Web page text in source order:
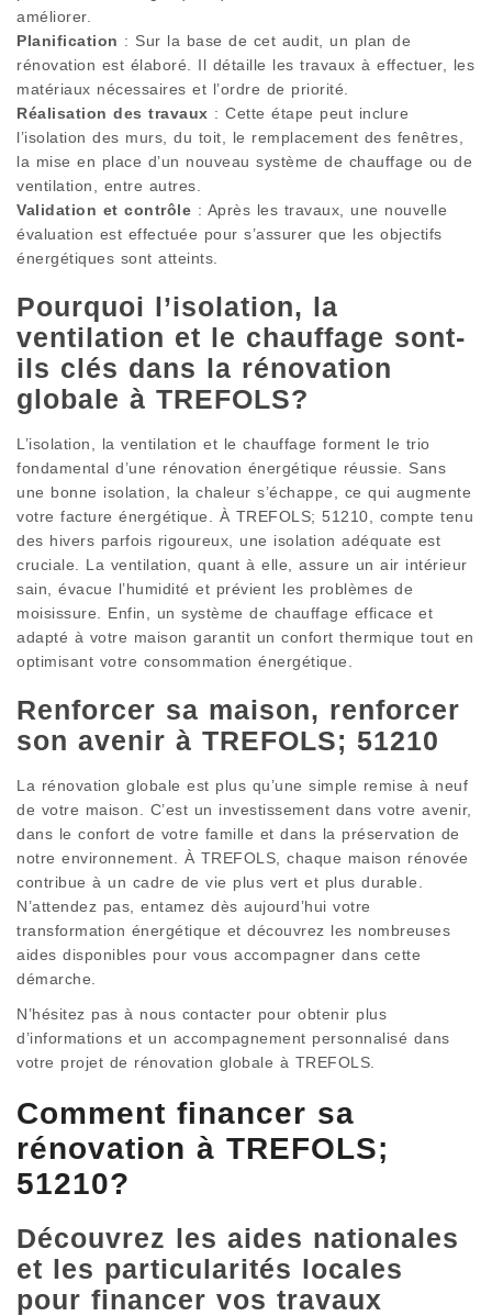
améliorer.
Planification : Sur la base de cet audit, un plan de
rénovation est élaboré. Il détaille les travaux à effectuer, les
matériaux nécessaires et l’ordre de priorité.
Réalisation des travaux : Cette étape peut inclure
l’isolation des murs, du toit, le remplacement des fenêtres,
la mise en place d’un nouveau système de chauffage ou de
ventilation, entre autres.
Validation et contrôle : Après les travaux, une nouvelle
évaluation est effectuée pour s’assurer que les objectifs
énergétiques sont atteints.
Pourquoi l’isolation, la
ventilation et le chauffage sont-
ils clés dans la rénovation
globale à TREFOLS?
L’isolation, la ventilation et le chauffage forment le trio
fondamental d’une rénovation énergétique réussie. Sans
une bonne isolation, la chaleur s’échappe, ce qui augmente
votre facture énergétique. À TREFOLS; 51210, compte tenu
des hivers parfois rigoureux, une isolation adéquate est
cruciale. La ventilation, quant à elle, assure un air intérieur
sain, évacue l’humidité et prévient les problèmes de
moisissure. Enfin, un système de chauffage efficace et
adapté à votre maison garantit un confort thermique tout en
optimisant votre consommation énergétique.
Renforcer sa maison, renforcer
son avenir à TREFOLS; 51210
La rénovation globale est plus qu’une simple remise à neuf
de votre maison. C’est un investissement dans votre avenir,
dans le confort de votre famille et dans la préservation de
notre environnement. À TREFOLS, chaque maison rénovée
contribue à un cadre de vie plus vert et plus durable.
N’attendez pas, entamez dès aujourd’hui votre
transformation énergétique et découvrez les nombreuses
aides disponibles pour vous accompagner dans cette
démarche.
N’hésitez pas à nous contacter pour obtenir plus
d’informations et un accompagnement personnalisé dans
votre projet de rénovation globale à TREFOLS.
Comment financer sa
rénovation à TREFOLS;
51210?
Découvrez les aides nationales
et les particularités locales
pour financer vos travaux